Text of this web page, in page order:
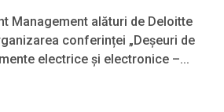
Management alături de Deloitte
conferinței „Deșeuri de
electrice și electronice –...